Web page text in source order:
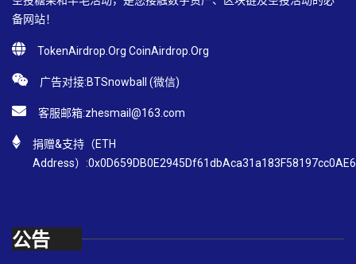
备网站！
TokenAirdrop.Org CoinAirdrop.Org
广告对接:BTSnowball (微信)
客服邮箱:zhesmail@163.com
捐赠&支持（ETH
Address）:0x0D659DB0E2945Df61dbAca31a183F58197cc0AE6
公告